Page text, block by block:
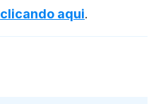
clicando aqui.